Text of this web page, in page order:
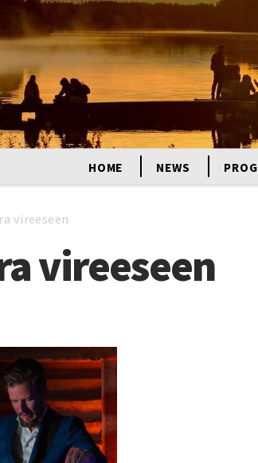
HOME NEWS
vireeseen
vireeseen